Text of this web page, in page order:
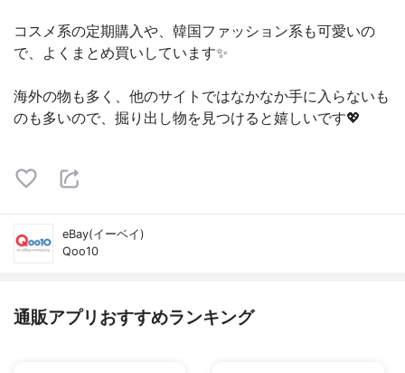
コスメ系の定期購入や、韓国ファッション系も可愛いの
で、よくまとめ買いしています✨
海外の物も多く、他のサイトではなかなか手に入らないも
のも多いので、掘り出し物を見つけると嬉しいです💖
eBay(イーベイ)
Qoo10
通販アプリおすすめランキング